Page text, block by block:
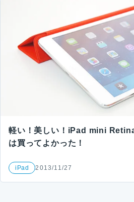
軽い！美しい！iPad mini
は買ってよかった！
iPad 2013/11/27